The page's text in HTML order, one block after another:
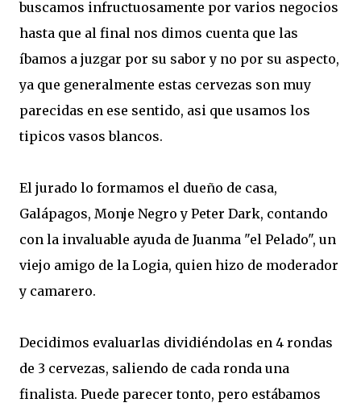
buscamos infructuosamente por varios negocios
hasta que al final nos dimos cuenta que las
íbamos a juzgar por su sabor y no por su aspecto,
ya que generalmente estas cervezas son muy
parecidas en ese sentido, asi que usamos los
tipicos vasos blancos.
El jurado lo formamos el dueño de casa,
Galápagos, Monje Negro y Peter Dark, contando
con la invaluable ayuda de Juanma "el Pelado", un
viejo amigo de la Logia, quien hizo de moderador
y camarero.
Decidimos evaluarlas dividiéndolas en 4 rondas
de 3 cervezas, saliendo de cada ronda una
finalista. Puede parecer tonto, pero estábamos